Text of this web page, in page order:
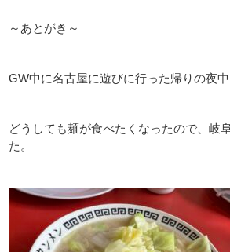
～あとがき～
GW中に名古屋に遊びに行った帰りの夜中
どうしても麺が食べたくなったので、岐
た。